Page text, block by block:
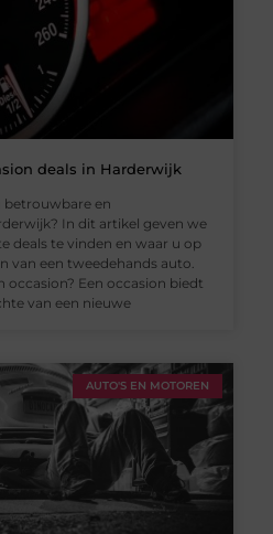
deals in Harderwijk
betrouwbare en
In dit artikel geven we
deals te vinden en waar u op
van een tweedehands auto.
occasion? Een occasion biedt
van een nieuwe
AUTO'S EN MOTOREN